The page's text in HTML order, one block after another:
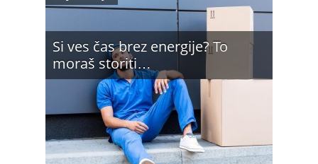
Si ves čas brez energije? To
moraš storiti…